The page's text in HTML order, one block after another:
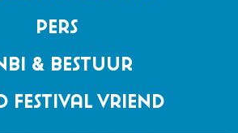
Pers
& Bestuur
festival vriend